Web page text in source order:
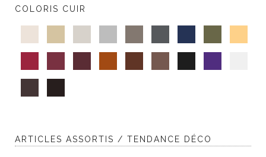
COLORIS CUIR
ARTICLES ASSORTIS / TENDANCE DÉCO